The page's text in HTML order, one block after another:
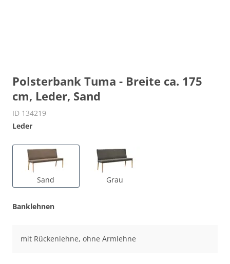
Polsterbank Tuma - Breite ca. 175
cm, Leder, Sand
ID 134219
Leder
Sand Grau
Banklehnen
mit Rückenlehne, ohne Armlehne